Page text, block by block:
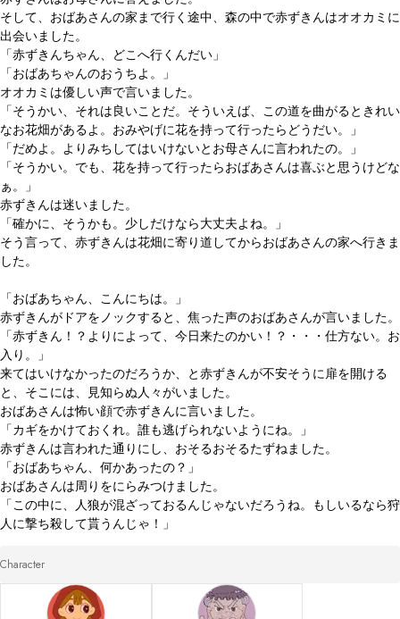
そして、おばあさんの家まで行く途中、森の中で赤ずきんはオオカミに
出会いました。
「赤ずきんちゃん、どこへ行くんだい」
「おばあちゃんのおうちよ。」
オオカミは優しい声で言いました。
「そうかい、それは良いことだ。そういえば、この道を曲がるときれい
なお花畑があるよ。おみやげに花を持って行ったらどうだい。」
「だめよ。よりみちしてはいけないとお母さんに言われたの。」
「そうかい。でも、花を持って行ったらおばあさんは喜ぶと思うけどな
ぁ。」
赤ずきんは迷いました。
「確かに、そうかも。少しだけなら大丈夫よね。」
そう言って、赤ずきんは花畑に寄り道してからおばあさんの家へ行きま
した。
「おばあちゃん、こんにちは。」
赤ずきんがドアをノックすると、焦った声のおばあさんが言いました。
「赤ずきん！？よりによって、今日来たのかい！？・・・仕方ない。お
入り。」
来てはいけなかったのだろうか、と赤ずきんが不安そうに扉を開ける
と、そこには、見知らぬ人々がいました。
おばあさんは怖い顔で赤ずきんに言いました。
「カギをかけておくれ。誰も逃げられないようにね。」
赤ずきんは言われた通りにし、おそるおそるたずねました。
「おばあちゃん、何かあったの？」
おばあさんは周りをにらみつけました。
「この中に、人狼が混ざっておるんじゃないだろうね。もしいるなら狩
Character